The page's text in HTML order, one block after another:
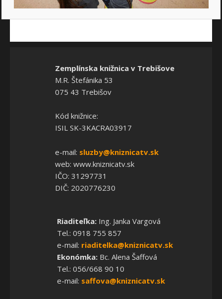
Zemplínska knižnica v Trebišove
M.R. Štefánika 53
075 43 Trebišov
Kód knižnice:
ISIL SK-3KACRA03917
e-mail: sluzby@kniznicatv.sk
web: www.kniznicatv.sk
IČO: 31297731
DIČ: 2020776230
Riaditeľka:Ing. Janka Vargová
Tel.: 0918 755 857
e-mail: riaditelka@kniznicatv.sk
Ekonómka:Bc. Alena Šaffová
Tel.: 056/668 90 10
e-mail: saffova@kniznicatv.sk